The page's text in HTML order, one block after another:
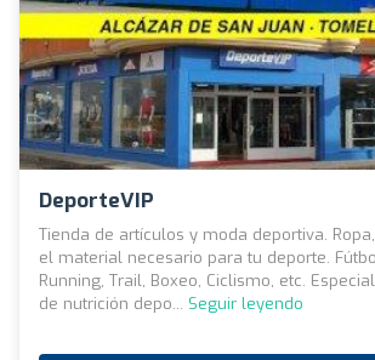
DeporteVIP
Tienda de artículos y moda deportiva.
el material necesario para tu deporte.
Running, Trail, Boxeo, Ciclismo, etc.
de nutrición depo... Seguir leyendo